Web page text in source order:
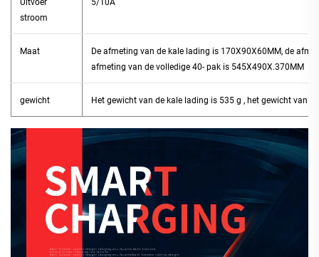
stroom
Maat
De afmeting van de kale lading is 170X90X60MM, de
afmeting van de volledige 40- pak is 545X490X.370MM
gewicht Het gewicht van de kale lading is 535 g , het gewicht van